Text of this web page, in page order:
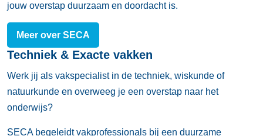
jouw overstap duurzaam en doordacht is.
Meer over SECA
Techniek & Exacte vakken
Werk jij als vakspecialist in de techniek, wiskunde of
natuurkunde en overweeg je een overstap naar het
onderwijs?
SECA begeleidt vakprofessionals bij een duurzame